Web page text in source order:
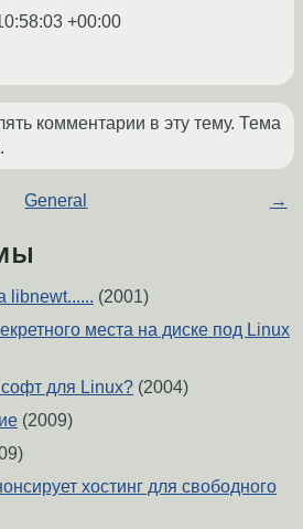
+00:00
комментарии в эту тему. Тема
General →
libnewt...... (2001)
места на диске под Linux
софт для Linux? (2004)
(2009)
хостинг для свободного